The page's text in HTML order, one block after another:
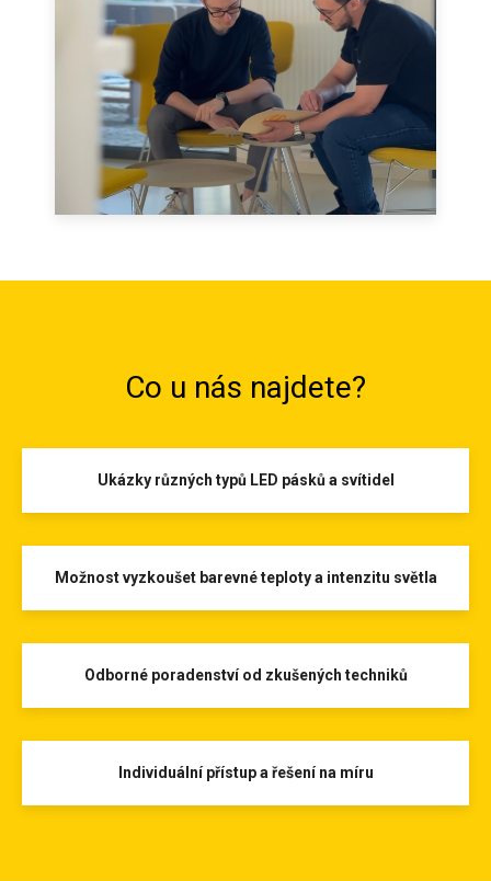
Co u nás najdete?
Ukázky různých typů LED pásků a svítidel
Možnost vyzkoušet barevné teploty a intenzitu světla
Odborné poradenství od zkušených techniků
Individuální přístup a řešení na míru